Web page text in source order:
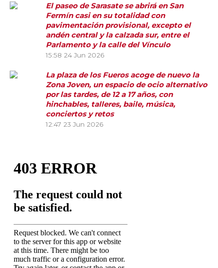
El paseo de Sarasate se abrirá en San
Fermín casi en su totalidad con
pavimentación provisional, excepto el
andén central y la calzada sur, entre el
Parlamento y la calle del Vínculo
15:58 24 Jun 2026
La plaza de los Fueros acoge de nuevo la
Zona Joven, un espacio de ocio alternativo
por las tardes, de 12 a 17 años, con
hinchables, talleres, baile, música,
conciertos y retos
12:47 23 Jun 2026